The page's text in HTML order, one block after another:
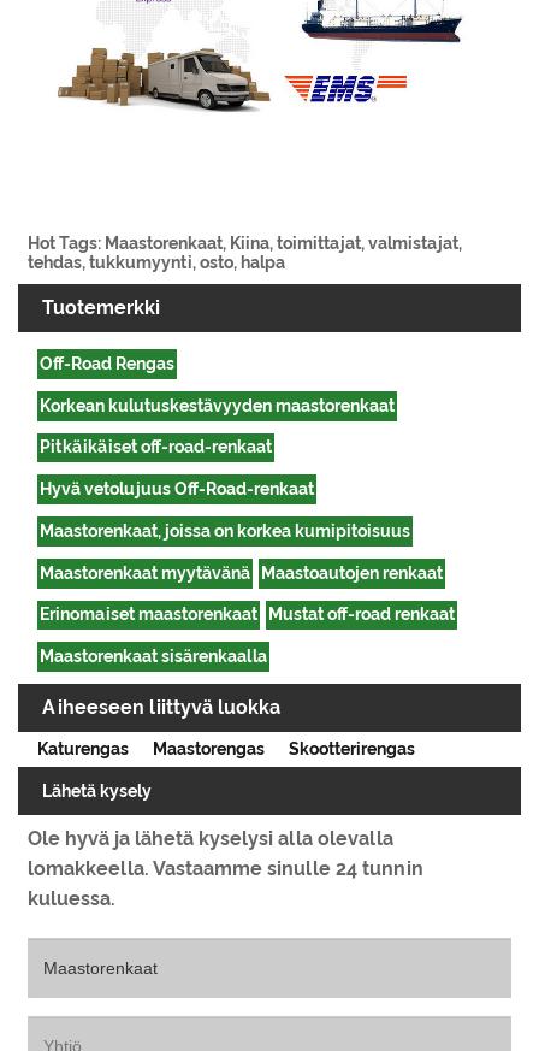
Hot Tags: Maastorenkaat, Kiina, toimittajat, valmistajat,
tehdas, tukkumyynti, osto, halpa
Tuotemerkki
Off-Road Rengas
Korkean kulutuskestävyyden maastorenkaat
Pitkäikäiset off-road-renkaat
Hyvä vetolujuus Off-Road-renkaat
Maastorenkaat, joissa on korkea kumipitoisuus
Maastorenkaat myytävänä Maastoautojen renkaat
Erinomaiset maastorenkaat Mustat off-road renkaat
Maastorenkaat sisärenkaalla
Aiheeseen liittyvä luokka
Katurengas Maastorengas Skootterirengas
Lähetä kysely
Ole hyvä ja lähetä kyselysi alla olevalla
lomakkeella. Vastaamme sinulle 24 tunnin
kuluessa.